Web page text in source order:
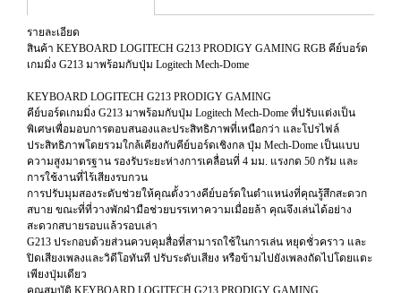
รายละเอียด
สินค้า KEYBOARD LOGITECH G213 PRODIGY GAMING RGB คีย์บอร์ด
เกมมิ่ง G213 มาพร้อมกับปุ่ม Logitech Mech-Dome
KEYBOARD LOGITECH G213 PRODIGY GAMING
คีย์บอร์ดเกมมิ่ง G213 มาพร้อมกับปุ่ม Logitech Mech-Dome ที่ปรับแต่งเป็น
พิเศษเพื่อมอบการตอบสนองและประสิทธิภาพที่เหนือกว่า และโปรไฟล์
ประสิทธิภาพโดยรวมใกล้เคียงกับคีย์บอร์ดเชิงกล ปุ่ม Mech-Dome เป็นแบบ
ความสูงมาตรฐาน รองรับระยะห่างการเคลื่อนที่ 4 มม. แรงกด 50 กรัม และ
การใช้งานที่ไร้เสียงรบกวน
การปรับมุมสองระดับช่วยให้คุณตั้งวางคีย์บอร์ดในตำแหน่งที่คุณรู้สึกสะดวก
สบาย ขณะที่ที่วางพักฝ่ามือช่วยบรรเทาความเมื่อยล้า คุณจึงเล่นได้อย่าง
สะดวกสบายรอบแล้วรอบเล่า
G213 ประกอบด้วยส่วนควบคุมสื่อที่สามารถใช้ในการเล่น หยุดชั่วคราว และ
ปิดเสียงเพลงและวิดีโอทันที ปรับระดับเสียง หรือข้ามไปยังเพลงถัดไปโดยแตะ
เพียงปุ่มเดียว
คุณสมบัติ KEYBOARD LOGITECH G213 PRODIGY GAMING